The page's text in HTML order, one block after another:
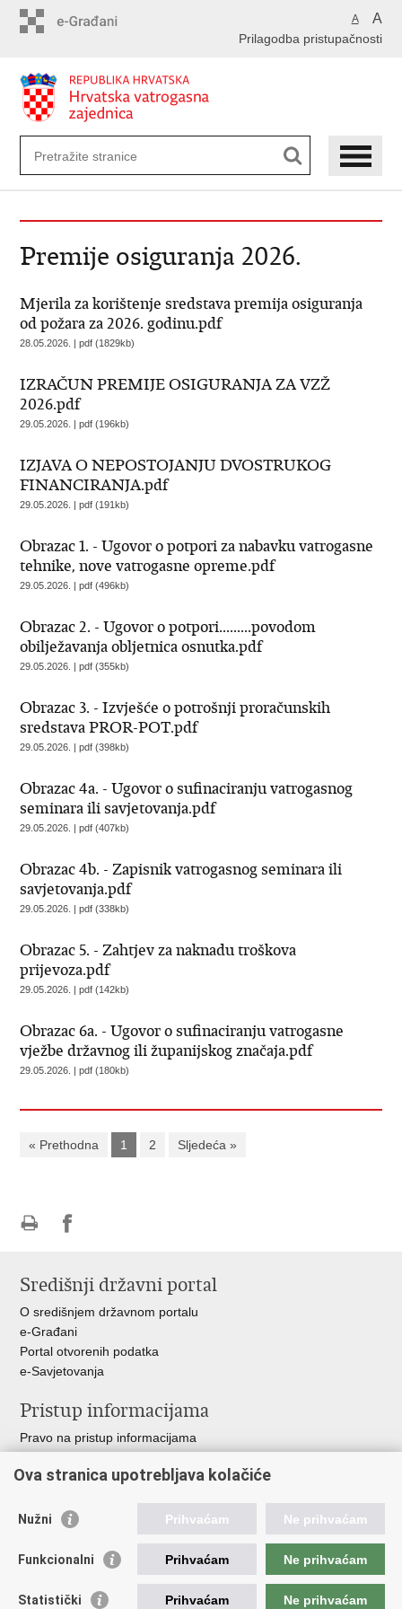
A A
Prilagodba pristupačnosti
Premije osiguranja 2026.
Mjerila za korištenje sredstava premija osiguranja
od požara za 2026. godinu.pdf
28.05.2026. | pdf (1829kb)
IZRAČUN PREMIJE OSIGURANJA ZA VZŽ
2026.pdf
29.05.2026. | pdf (196kb)
IZJAVA O NEPOSTOJANJU DVOSTRUKOG
FINANCIRANJA.pdf
29.05.2026. | pdf (191kb)
Obrazac 1. - Ugovor o potpori za nabavku vatrogasne
tehnike, nove vatrogasne opreme.pdf
29.05.2026. | pdf (496kb)
Obrazac 2. - Ugovor o potpori.........povodom
obilježavanja obljetnica osnutka.pdf
29.05.2026. | pdf (355kb)
Obrazac 3. - Izvješće o potrošnji proračunskih
sredstava PROR-POT.pdf
29.05.2026. | pdf (398kb)
Obrazac 4a. - Ugovor o sufinaciranju vatrogasnog
seminara ili savjetovanja.pdf
29.05.2026. | pdf (407kb)
Obrazac 4b. - Zapisnik vatrogasnog seminara ili
savjetovanja.pdf
29.05.2026. | pdf (338kb)
Obrazac 5. - Zahtjev za naknadu troškova
prijevoza.pdf
29.05.2026. | pdf (142kb)
Obrazac 6a. - Ugovor o sufinaciranju vatrogasne
vježbe državnog ili županijskog značaja.pdf
29.05.2026. | pdf (180kb)
« Prethodna 1 2 Sljedeća »
Facebooku
Središnji državni portal
O središnjem državnom portalu
e-Građani
Portal otvorenih podatka
e-Savjetovanja
Pristup informacijama
Pravo na pristup informacijama
Pozivi za žurnu pomoć
Važne poveznice
Vlada RH
Muzej hrvatskog vatrogastva
Ova stranica upotrebljava kolačiće
Nužni Prihvaćam Ne prihvaćam
Funkcionalni Prihvaćam Ne prihvaćam
Statistički Prihvaćam Ne prihvaćam